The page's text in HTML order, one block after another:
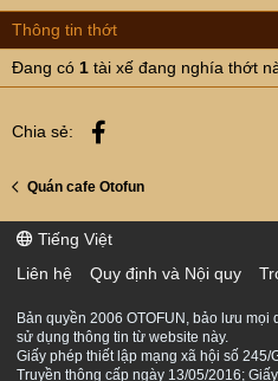
Thông tin thớt
Đang có 1 tài xế đang nghía thớt
Chia sẻ:
Quán cafe Otofun
Tiếng Việt
Liên hệ
Quy định và Nội quy
Bản quyền 2006 OTOFUN, bảo lưu mọi
sử dụng thông tin từ website này.
Giấy phép thiết lập mạng xã hội số 245/
Truyền thông cấp ngày 13/05/2016;